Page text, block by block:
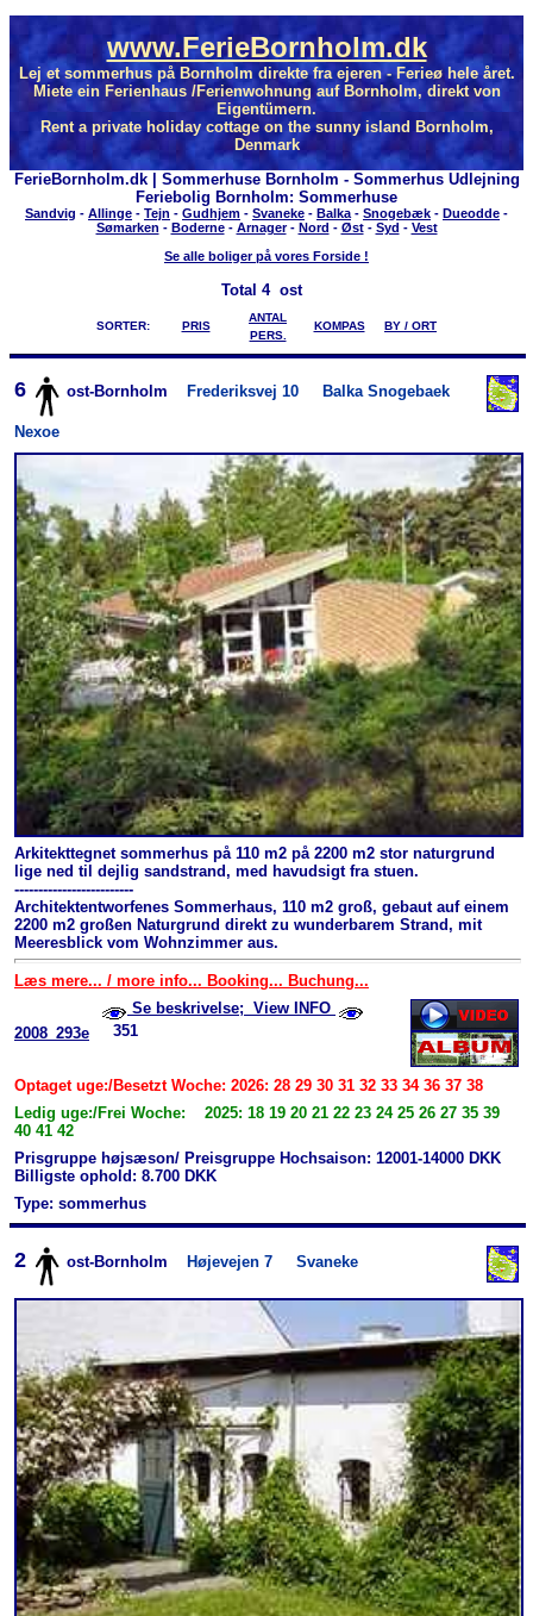
www.FerieBornholm.dk
Lej et sommerhus på Bornholm direkte fra ejeren - Ferieø hele året.
Miete ein Ferienhaus /Ferienwohnung auf Bornholm, direkt von
Eigentümern.
Rent a private holiday cottage on the sunny island Bornholm,
Denmark
FerieBornholm.dk | Sommerhuse Bornholm - Sommerhus Udlejning
Feriebolig Bornholm: Sommerhuse
Sandvig - Allinge - Tejn - Gudhjem - Svaneke - Balka - Snogebæk - Dueodde -
Sømarken - Boderne- Arnager- Nord - Øst- Syd - Vest
Se alle boliger på vores Forside !
Total 4 ost
SORTER: PRIS
ANTAL
PERS.
KOMPAS BY / ORT
6 ost-Bornholm Frederiksvej 10 Balka Snogebaek
Nexoe
Arkitekttegnet sommerhus på 110 m2 på 2200 m2 stor naturgrund
lige ned til dejlig sandstrand, med havudsigt fra stuen.
-------------------------
Architektentworfenes Sommerhaus, 110 m2 groß, gebaut auf einem
2200 m2 großen Naturgrund direkt zu wunderbarem Strand, mit
Meeresblick vom Wohnzimmer aus.
Læs mere... / more info... Booking... Buchung...
2008_293e
Se beskrivelse; View INFO
351
Optaget uge:/Besetzt Woche: 2026: 28 29 30 31 32 33 34 36 37 38
Ledig uge:/Frei Woche: 2025: 18 19 20 21 22 23 24 25 26 27 35 39
40 41 42
Prisgruppe højsæson/ Preisgruppe Hochsaison: 12001-14000 DKK
Billigste ophold: 8.700 DKK
Type: sommerhus
2 ost-Bornholm Højevejen 7 Svaneke